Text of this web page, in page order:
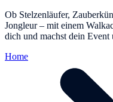
Ob Stelzenläufer,
Jongleur – mit einem
dich und machst dein Event
Home